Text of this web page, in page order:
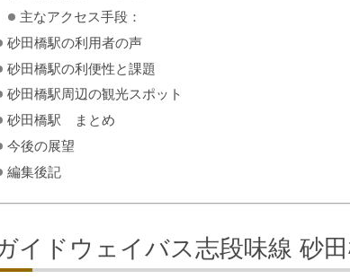
主なアクセス手段：
砂田橋駅の利用者の声
砂田橋駅の利便性と課題
砂田橋駅周辺の観光スポット
砂田橋駅 まとめ
今後の展望
編集後記
イドウェイバス志段味線 砂